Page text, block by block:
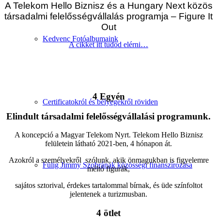
Kedvenc Fotóalbumaink
Certificatokról és bélyegekről röviden
Fülig Jimmy Szobrának közösségi finanszírozása
A Telekom Hello Biznisz és a Hungary Next közös
társadalmi felelősségvállalás programja – Figure It
Out
A cikket itt tudod elérni…
4 Egyén
Elindult társadalmi felelősségvállalási programunk.
A koncepció a Magyar Telekom Nyrt. Telekom Hello Biznisz
felületein látható 2021-ben, 4 hónapon át.
Azokról a személyekről szólunk, akik önmagukban is figyelemre
méltó figurák,
sajátos sztorival, érdekes tartalommal bírnak, és üde színfoltot
jelentenek a turizmusban.
4 ötlet